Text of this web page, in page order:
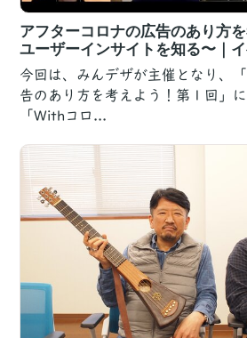
アフターコロナの広告のあり方
ユーザーインサイトを知る〜｜
今回は、みんデザが主催となり、
告のあり方を考えよう！第１回」
「Withコロ...